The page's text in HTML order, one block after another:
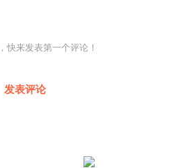
快来发表第一个评论！
发表评论